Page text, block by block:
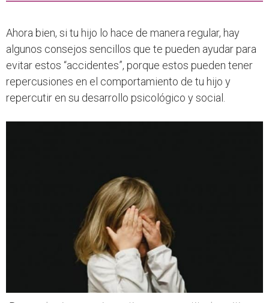
Ahora bien, si tu hijo lo hace de manera regular, hay
algunos consejos sencillos que te pueden ayudar para
evitar estos “accidentes”, porque estos pueden tener
repercusiones en el comportamiento de tu hijo y
repercutir en su desarrollo psicológico y social.